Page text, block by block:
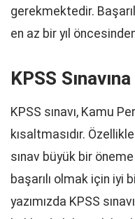
gerekmektedir.
en az bir yıl
KPSS
KPSS sınavı, Kamu
kısaltmasıdır.
sınav büyük bir
başarılı olmak için iyi
yazımızda KPSS